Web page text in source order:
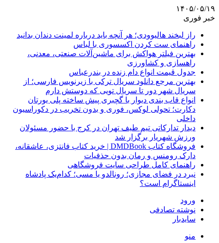
۱۴۰۵/۰۵/۱۹
خبر فوری
راز لبخند هالیوودی؛ هر آنچه باید درباره لمینت دندان بدانید
راهنمای ست کردن اکسسوری با لباس
بهترین فیلتر هواکش برای ماشین‌آلات صنعتی، معدنی،
راهسازی و کشاورزی
جدول قیمت انواع دام زنده در بندرعباس
بهترین مرجع دانلود سریال ترکی با زیرنویس فارسی؛ از
سریال شهر دور تا سریال تویی که دوستش دارم
انواع قاب بندی دیوار با گچبری پیش ساخته پلی یورتان
دکارت؛ تحولی لوکس، فوری و بدون تخریب در دکوراسیون
داخلی
دیدار تدارکاتی تیم طیف تهران در کرج با حضور مسئولان
ورزش شهریار برگزار شد
فروشگاه کتاب DMDBook | خرید کتاب فانتزی، عاشقانه،
دارک رومنس و رمان بدون حذفیات
راهنمای کامل طراحی سایت فروشگاهی
نبرد در فضای مجازی؛ رونالدو یا مسی؛ کدام‌یک پادشاه
اینستاگرام است؟
ورود
نوشته تصادفی
سایدبار
منو